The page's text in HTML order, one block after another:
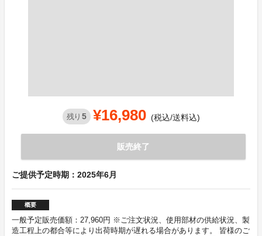
残り 5 ¥16,980 (税込/送料込)
販売終了
ご提供予定時期：2025年6月
概要
一般予定販売価額：27,960円 ※ご注文状況、使用部材の供給状況、製
造工程上の都合等により出荷時期が遅れる場合があります。 皆様のご